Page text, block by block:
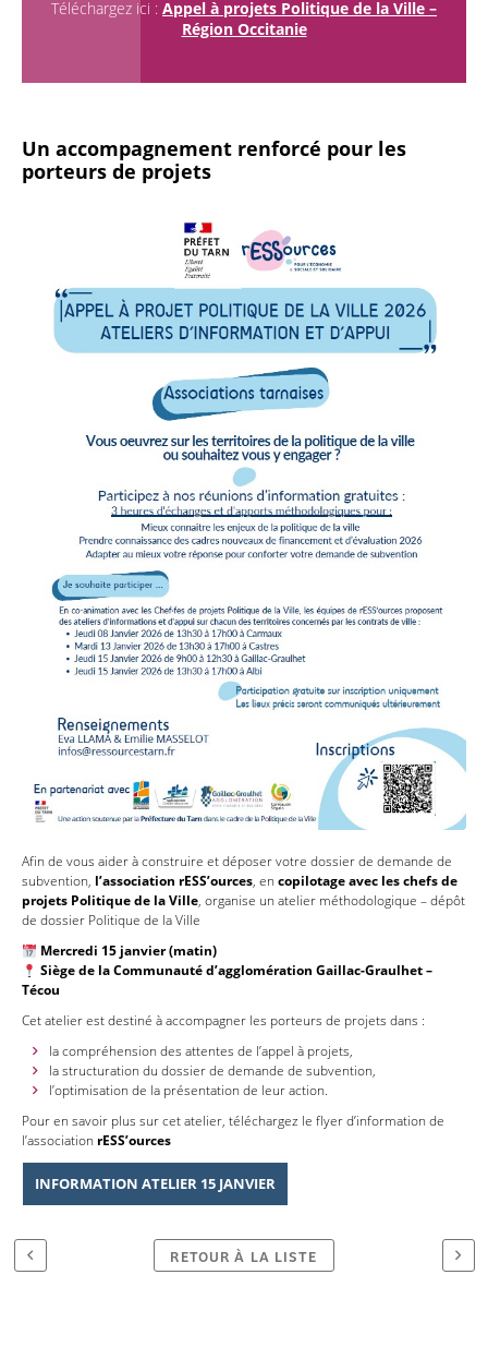
Téléchargez ici : Appel à projets Politique de la Ville –
Région Occitanie
Un accompagnement renforcé pour les
porteurs de projets
Afin de vous aider à construire et déposer votre dossier de demande de
subvention, l’association rESS’ources, en copilotage avec les chefs de
projets Politique de la Ville, organise un atelier méthodologique – dépôt
de dossier Politique de la Ville
Mercredi 15 janvier (matin)
Siège de la Communauté d’agglomération Gaillac-Graulhet –
Técou
Cet atelier est destiné à accompagner les porteurs de projets dans :
la compréhension des attentes de l’appel à projets,
la structuration du dossier de demande de subvention,
l’optimisation de la présentation de leur action.
Pour en savoir plus sur cet atelier, téléchargez le flyer d’information de
l’association rESS’ources
INFORMATION ATELIER 15 JANVIER
RETOUR À LA LISTE